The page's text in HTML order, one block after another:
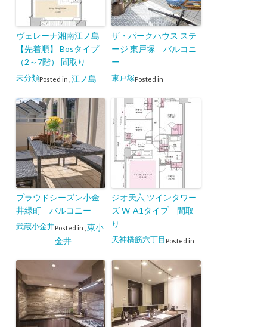
ヴェレーナ湘南江ノ島
【先着順】 Bosタイプ
（2～7階） 間取り
Posted in
未分類 江ノ島
ザ・パークハウス ステ
ージ 東戸塚 バルコニ
ー
Posted in
東戸塚
プラウドシーズン小金
井緑町 バルコニー
Posted in
武蔵小金井
東小
金井
ジオ天六 ツインタワー
ズ W-A1タイプ 間取
り
Posted in
天神橋筋六丁目